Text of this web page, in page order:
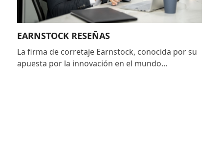
EARNSTOCK RESEÑAS
La firma de corretaje Earnstock, conocida por su
apuesta por la innovación en el mundo…